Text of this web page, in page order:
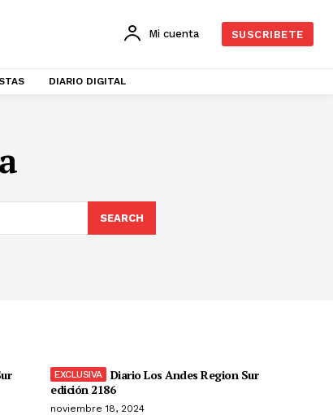
Mi cuenta SUSCRIBETE
DIARIO DIGITAL
SEARCH
Diario Los Andes Region Sur
edición 2186
noviembre 18, 2024